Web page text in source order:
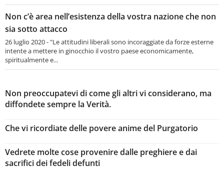
Non c’è area nell’esistenza della vostra nazione che non
sia sotto attacco
26 luglio 2020 - "Le attitudini liberali sono incoraggiate da forze esterne
intente a mettere in ginocchio il vostro paese economicamente,
spiritualmente e...
Non preoccupatevi di come gli altri vi considerano, ma
diffondete sempre la Verità.
Che vi ricordiate delle povere anime del Purgatorio
Vedrete molte cose provenire dalle preghiere e dai
sacrifici dei fedeli defunti